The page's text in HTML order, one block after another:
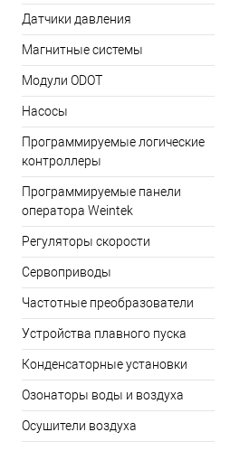
Датчики давления
Магнитные системы
Модули ODOT
Насосы
Программируемые логические
контроллеры
Программируемые панели
оператора Weintek
Регуляторы скорости
Сервоприводы
Частотные преобразователи
Устройства плавного пуска
Конденсаторные установки
Озонаторы воды и воздуха
Осушители воздуха